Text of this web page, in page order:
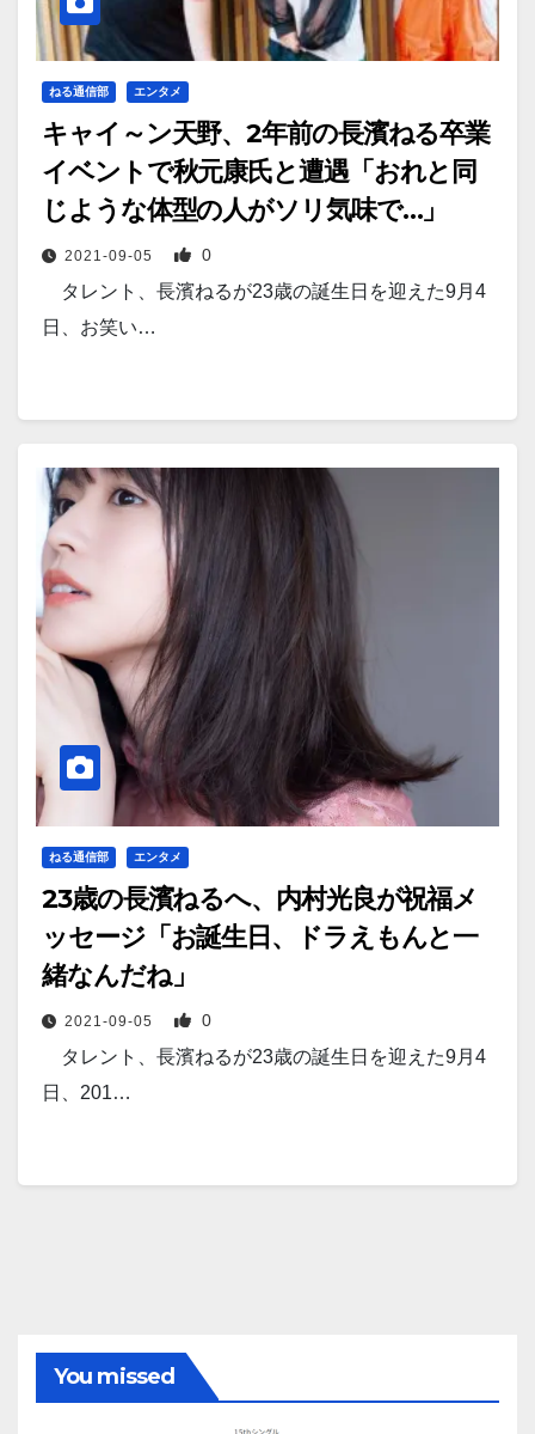
ねる通信部 エンタメ
キャイ～ン天野、2年前の長濱ねる卒業
イベントで秋元康氏と遭遇「おれと同
じような体型の人がソリ気味で…」
2021-09-05 0
タレント、長濱ねるが23歳の誕生日を迎えた9月4
日、お笑い…
ねる通信部 エンタメ
23歳の長濱ねるへ、内村光良が祝福メ
ッセージ「お誕生日、ドラえもんと一
緒なんだね」
2021-09-05 0
タレント、長濱ねるが23歳の誕生日を迎えた9月4
日、201…
You missed